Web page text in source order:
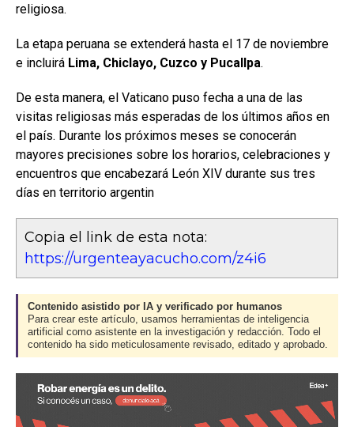
religiosa.
La etapa peruana se extenderá hasta el 17 de noviembre
e incluirá Lima, Chiclayo, Cuzco y Pucallpa.
De esta manera, el Vaticano puso fecha a una de las
visitas religiosas más esperadas de los últimos años en
el país. Durante los próximos meses se conocerán
mayores precisiones sobre los horarios, celebraciones y
encuentros que encabezará León XIV durante sus tres
días en territorio argentin
Copia el link de esta nota:
https://urgenteayacucho.com/z4i6
Contenido asistido por IA y verificado por humanos
Para crear este artículo, usamos herramientas de inteligencia
artificial como asistente en la investigación y redacción. Todo el
contenido ha sido meticulosamente revisado, editado y aprobado.